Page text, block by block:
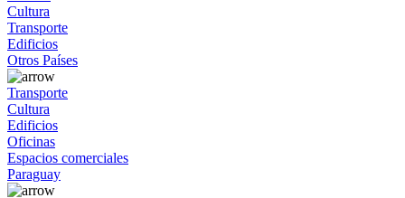
Cultura
Transporte
Edificios
Otros Países
Transporte
Cultura
Edificios
Oficinas
Espacios comerciales
Paraguay